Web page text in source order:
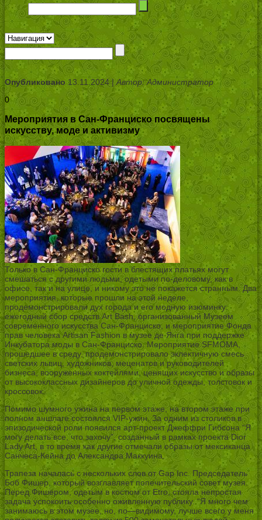
Опубликовано13.11.2024 | Автор: Администратор
0
Мероприятия в Сан-Франциско посвящены
искусству, моде и активизму
Только в Сан-Франциско гости в блестящих платьях могут
смешаться с другими людьми, одетыми по-деловому, как в
офисе, так и на улице, и никому это не покажется странным. Два
мероприятия, которые прошли на этой неделе,
продемонстрировали дух города и его модную изюминку:
ежегодный сбор средств Art Bash, организованный Музеем
современного искусства Сан-Франциско, и мероприятие Фонда
прав человека Artisan Fashion в музее де Янга при поддержке
Инкубатора моды в Сан-Франциско. Мероприятие SFMOMA,
прошедшее в среду, продемонстрировало эклектичную смесь
светских львиц, художников, меценатов и руководителей
бизнеса, вооруженных коктейлями, ценящих искусство и образы
от высококлассных дизайнеров до уличной одежды, толстовок и
кроссовок.
Помимо шумного ужина на первом этаже, на втором этаже при
полном аншлаге состоялся VIP-ужин. За одним из столиков в
эпизодической роли появился арт-проект Джеффри Гибсона “Я
могу делать все, что захочу”, созданный в рамках проекта Dior
Lady Art, в то время как другие отмечали образы от мексиканца
Санчеса-Кейна до Александра Маккуина.
Трапеза началась с нескольких слов от Gap Inc. Председатель
Боб Фишер, который возглавляет попечительский совет музея.
Перед Фишером, одетым в костюм от Etro, стояла непростая
задача успокоить особенно оживленную публику. “Я много чем
занимаюсь в этом музее, но, по—видимому, лучше всего у меня